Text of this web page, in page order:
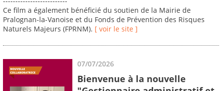
Ce film a également bénéficié du soutien de la Mairie de
Pralognan-la-Vanoise et du Fonds de Prévention des Risques
Naturels Majeurs (FPRNM). [ voir le site ]
07/07/2026
Bienvenue à la nouvelle